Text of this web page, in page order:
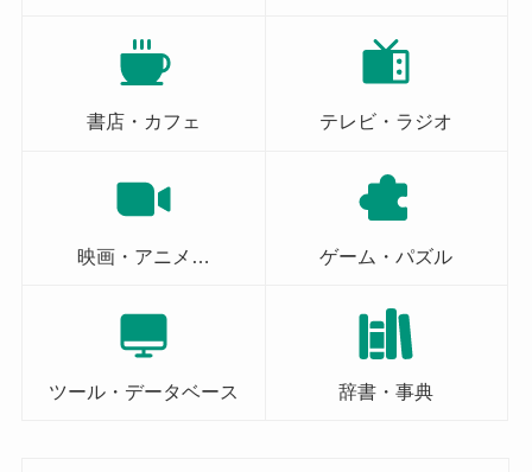
書店・カフェ テレビ・ラジオ
映画・アニメ… ゲーム・パズル
ツール・データベース 辞書・事典